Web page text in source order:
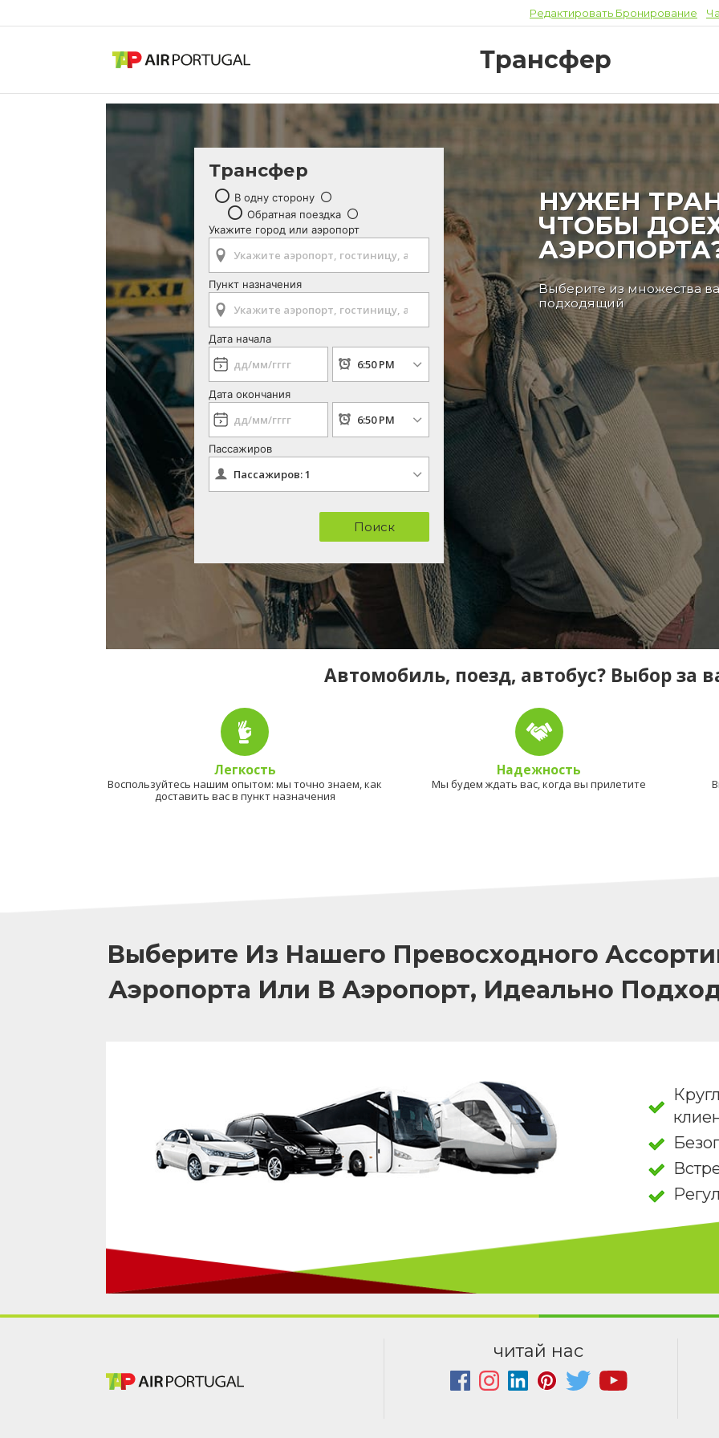
Редактировать Бронирование
Трансфер
Трансфер
В одну сторону
Обратная поездка
Укажите город или аэропорт
Пункт назначения
Дата начала
Дата окончания
Пассажиров
Поиск
НУЖЕН
ЧТОБЫ
Выберите из множества
подходящий
Автомобиль, поезд, автобус? Выбор за
Легкость
Воспользуйтесь нашим опытом: мы точно знаем, как
доставить вас в пункт назначения
Надежность
Мы будем ждать вас, когда вы прилетите
Выберите Из Нашего Превосходного
Аэропорта Или В Аэропорт, Идеально
читай нас